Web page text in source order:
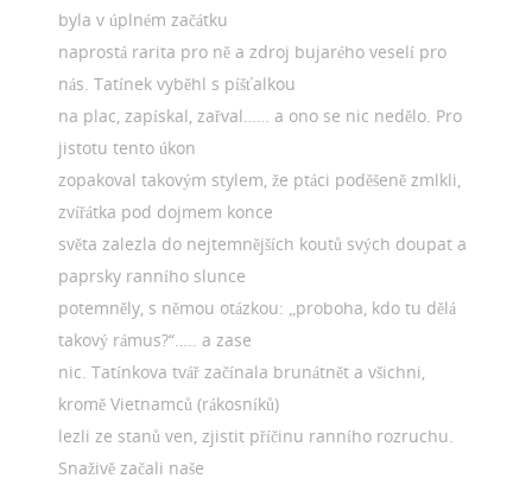
byla v úplném začátku
naprostá rarita pro ně a zdroj bujarého veselí pro
nás. Tatínek vyběhl s píšťalkou
na plac, zapískal, zařval…… a ono se nic nedělo. Pro
jistotu tento úkon
zopakoval takovým stylem, že ptáci poděšeně zmlkli,
zvířátka pod dojmem konce
světa zalezla do nejtemnějších koutů svých doupat a
paprsky ranního slunce
potemněly, s němou otázkou: „proboha, kdo tu dělá
takový rámus?“….. a zase
nic. Tatínkova tvář začínala brunátnět a všichni,
kromě Vietnamců (rákosníků)
lezli ze stanů ven, zjistit příčinu ranního rozruchu.
Snaživě začali naše